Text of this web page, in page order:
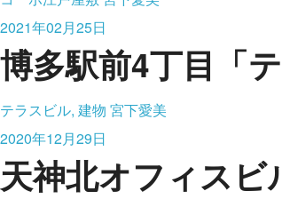
2021年02月25日
博多駅前4丁目「
テラスビル, 建物 宮下愛美
2020年12月29日
天神北オフィス